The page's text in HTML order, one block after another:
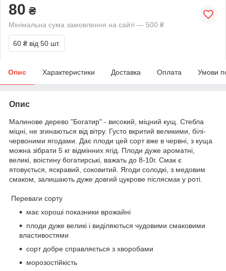
80 ₴
Мінімальна сума замовлення на сайті — 500 ₴
60 ₴ від 50 шт.
Опис Характеристики Доставка Оплата Умови
Опис
Малинове дерево "Богатир" - високий, міцний кущ. Стебла
міцні, не згинаються від вітру. Густо вкритий великими, білі-
червоними ягодами. Дає плоди цей сорт вже в червні, з куща
можна зібрати 5 кг відмінних ягід. Плоди дуже ароматні,
великі, воістину богатирські, важать до 8-10г. Смак є
ятовується, яскравий, соковитий. Ягоди солодкі, з медовим
смаком, залишають дуже довгий цукрове післясмак у роті.
Переваги сорту
має хороші показники врожайні
плоди дуже великі і виділяються чудовими смаковими
властивостями
сорт добре справляється з хворобами
морозостійкість